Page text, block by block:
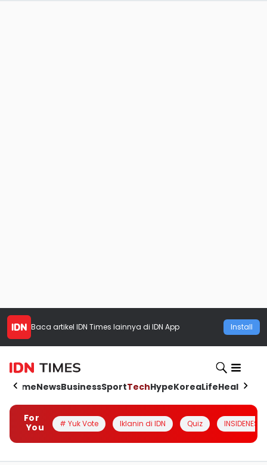
Baca artikel IDN Times lainnya di IDN App Install
HomeNewsBusinessSportTechHypeKoreaLifeHealth
For
You
# Yuk Vote Iklanin di IDN Quiz INSIDENESIA